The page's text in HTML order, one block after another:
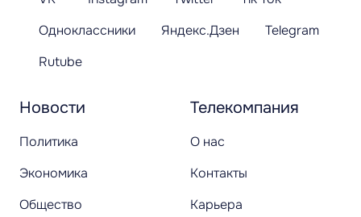
Новости
Политика
Экономика
Общество
Телекомпания
О нас
Контакты
Карьера
Одноклассники
Яндекс.Дзен
Telegram
Rutube